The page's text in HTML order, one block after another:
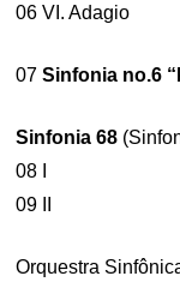
06 VI. Adagio
07Sinfonia no.6
Sinfonia 68
08 I
09 II
Orquestra